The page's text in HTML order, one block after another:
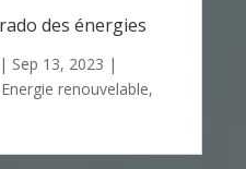
des énergies
| Sep 13, 2023 |
Energie renouvelable,